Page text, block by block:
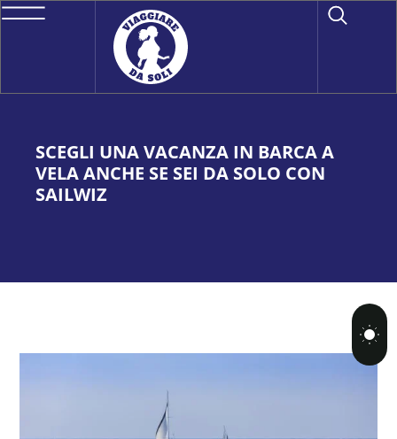
​​​​​​SCEGLI UNA VACANZA IN BARCA A
VELA ANCHE SE SEI DA SOLO CON
SAILWIZ